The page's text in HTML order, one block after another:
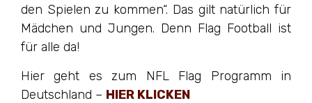
den Spielen zu kommen“. Das gilt natürlich für
Mädchen und Jungen. Denn Flag Football ist
für alle da!
Hier geht es zum NFL Flag Programm in
Deutschland – HIER KLICKEN